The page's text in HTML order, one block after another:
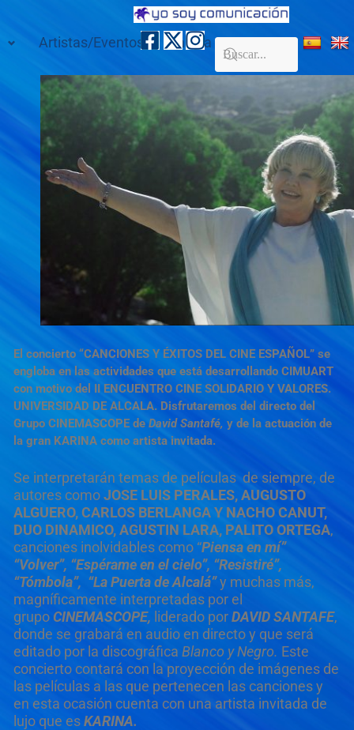
Artistas/Eventos Galería Contacto
El concierto “CANCIONES Y ÉXITOS DEL CINE ESPAÑOL” se
engloba en las actividades que está desarrollando CIMUART
con motivo del II ENCUENTRO CINE SOLIDARIO Y VALORES.
UNIVERSIDAD DE ALCALA. Disfrutaremos del directo del
Grupo CINEMASCOPE de David Santafé, y de la actuación de
la gran KARINAcomo artista invitada.
Se interpretarán temas de películas de siempre, de
autores comoJOSE LUIS PERALES, AUGUSTO
ALGUERO, CARLOS BERLANGA Y NACHO CANUT,
DUO DINAMICO, AGUSTIN LARA, PALITO ORTEGA,
canciones inolvidables como “Piensa en mí”
“Volver”, “Espérame en el cielo”, “Resistiré”,
“Tómbola”, “La Puerta de Alcalá”y muchas más,
magníficamente interpretadas por el
grupo CINEMASCOPE, liderado porDAVID SANTAFE,
donde se grabará en audio en directo y que será
editado por la discográfica Blanco y Negro. Este
concierto contará con la proyección de imágenes de
las películas a las que pertenecen las canciones y
en esta ocasión cuenta con una artista invitada de
lujo que esKARINA.